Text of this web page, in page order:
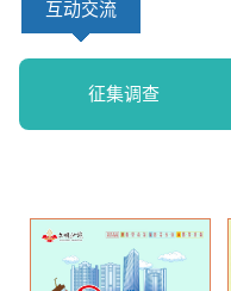
互动交流
征集调查